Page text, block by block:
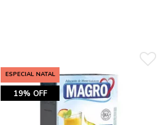
ESPECIAL NATAL
19% OFF